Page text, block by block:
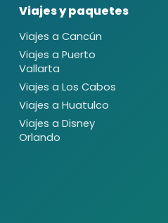
Viajes y paquetes
Viajes a Cancún
Viajes a Puerto
Vallarta
Viajes a Los Cabos
Viajes a Huatulco
Viajes a Disney
Orlando